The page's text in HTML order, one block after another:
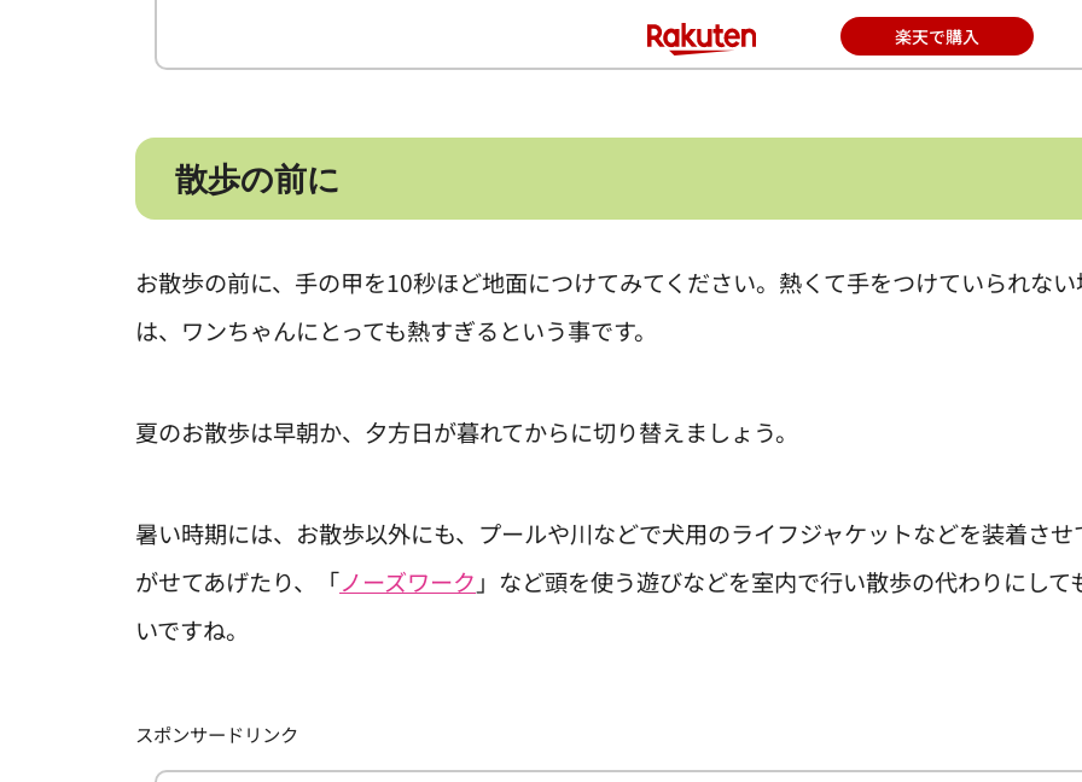
楽天で購入
散歩の前に
お散歩の前に、手の甲を10秒ほど地面につけてみてください。熱くて手をつけていられな
は、ワンちゃんにとっても熱すぎるという事です。
夏のお散歩は早朝か、夕方日が暮れてからに切り替えましょう。
暑い時期には、お散歩以外にも、プールや川などで犬用のライフジャケットなどを装着させ
がせてあげたり、「ノーズワーク 」など頭を使う遊びなどを室内で行い散歩の代わりにして
いですね。
スポンサードリンク